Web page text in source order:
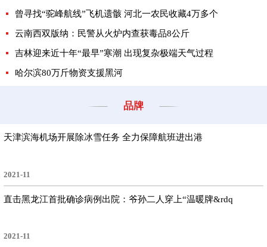
曾寻找“驼峰航线”飞机遗骸 河北一农民收藏4万多个
云南西双版纳：民警从火炉内查获毒品8公斤
吉林迎来近十年“最早”寒潮 出现复杂极端天气过程
哈尔滨80万斤物资支援黑河
品牌
天津滨海机场开展除冰雪任务 全力保障航班进出港
2021-11
直击黑龙江首批确诊病例出院：爷孙二人穿上“温暖牌&rdq
2021-11